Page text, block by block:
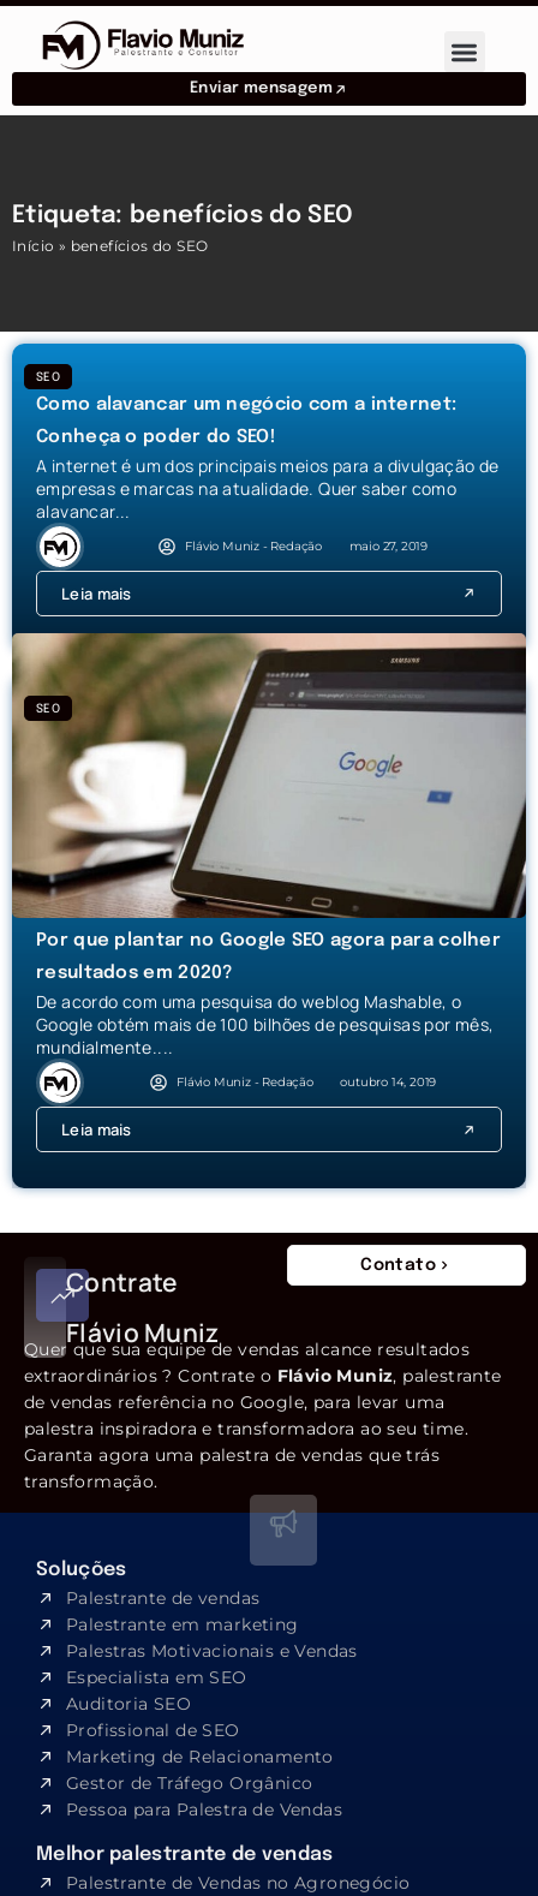
Enviar mensagem
Etiqueta: benefícios do SEO
Início » benefícios do SEO
SEO
Como alavancar um negócio com a internet:
Conheça o poder do SEO!
A internet é um dos principais meios para a divulgação de
empresas e marcas na atualidade. Quer saber como
alavancar...
Flávio Muniz - Redação maio 27, 2019
Leia mais
SEO
Por que plantar no Google SEO agora para colher
resultados em 2020?
De acordo com uma pesquisa do weblog Mashable, o
Google obtém mais de 100 bilhões de pesquisas por mês,
mundialmente....
Flávio Muniz - Redação outubro 14, 2019
Leia mais
Contrate
Flávio Muniz
Contato
Quer que sua equipe de vendas alcance resultados
extraordinários ? Contrate o Flávio Muniz, palestrante
de vendas referência no Google, para levar uma
palestra inspiradora e transformadora ao seu time.
Garanta agora uma palestra de vendas que trás
transformação.
Soluções
Palestrante de vendas
Palestrante em marketing
Palestras Motivacionais e Vendas
Especialista em SEO​
Auditoria SEO
Profissional de SEO
Marketing de Relacionamento
Gestor de Tráfego Orgânico
Pessoa para Palestra de Vendas
Melhor palestrante de vendas
Palestrante de Vendas no Agronegócio